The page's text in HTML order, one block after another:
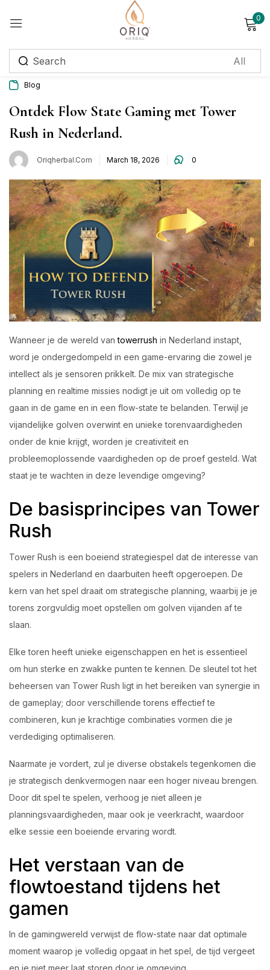
0
Blog
Ontdek Flow State Gaming met Tower
Rush in Nederland.
Oriqherbal.com March 18, 2026 0
Wanneer je de wereld vantowerrush in Nederland instapt,
word je ondergedompeld in een game-ervaring die zowel je
intellect als je sensoren prikkelt. De mix van strategische
planning en realtime missies nodigt je uit om volledig op te
gaan in de game en in een flow-state te belanden. Terwijl je
vijandelijke golven overwint en unieke torenvaardigheden
onder de knie krijgt, worden je creativiteit en
probleemoplossende vaardigheden op de proef gesteld. Wat
staat je te wachten in deze levendige omgeving?
De basisprincipes van Tower
Rush
Tower Rush is een boeiend strategiespel dat de interesse van
spelers in Nederland en daarbuiten heeft opgeroepen. De
kern van het spel draait om strategische planning, waarbij je je
torens zorgvuldig moet opstellen om golven vijanden af te
slaan.
Elke toren heeft unieke eigenschappen en het is essentieel
om hun sterke en zwakke punten te kennen. De sleutel tot het
beheersen van Tower Rush ligt in het bereiken van synergie in
de gameplay; door verschillende torens effectief te
combineren, kun je krachtige combinaties vormen die je
verdediging optimaliseren.
Naarmate je vordert, zul je diverse obstakels tegenkomen die
je strategisch denkvermogen naar een hoger niveau brengen.
Door dit spel te spelen, verhoog je niet alleen je
planningsvaardigheden, maar ook je veerkracht, waardoor
elke sessie een boeiende ervaring wordt.
Het verstaan van de
flowtoestand tijdens het
gamen
In de gamingwereld verwijst de flow-state naar dat optimale
moment waarop je volledig opgaat in het spel, de tijd vergeet
Sign in
Remember me Lost password?
Create an account
Login with OTP
Phone*
Login with OTP
Login with Email OTP